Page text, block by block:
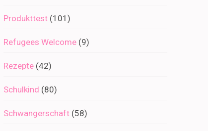
Produkttest (101)
Refugees Welcome (9)
Rezepte (42)
Schulkind (80)
Schwangerschaft (58)